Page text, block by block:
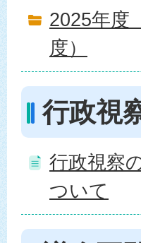
2025年度
度）
行政視
行政視察
ついて